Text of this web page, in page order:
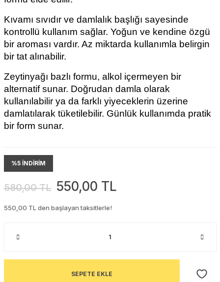
Kıvamı sıvıdır ve damlalık başlığı sayesinde
kontrollü kullanım sağlar. Yoğun ve kendine özgü
bir aroması vardır. Az miktarda kullanımla belirgin
bir tat alınabilir.
Zeytinyağı bazlı formu, alkol içermeyen bir
alternatif sunar. Doğrudan damla olarak
kullanılabilir ya da farklı yiyeceklerin üzerine
damlatılarak tüketilebilir. Günlük kullanımda pratik
bir form sunar.
%5 İNDİRİM
580,00 TL 550,00 TL
550,00 TL den başlayan taksitlerle!
SEPETE EKLE